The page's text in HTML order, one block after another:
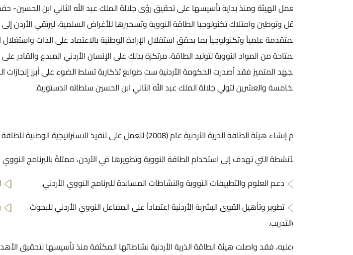
الهيئة ومنذ بداية تأسيسها على تحقيق رؤى جلالة الملك عبد الله الثاني ابن الحسين- حفظه الله ورعاه - نحو
وتوطين وامتلاك تكنولوجبا الطاقة النووية وتسخيرها للأغراض السلمية، ليرتقي الأردن إلى مصاف الدول
علمياً وتكنولوجياً بما يحقق استقلال الإرادة الوطنية بالاعتماد على الذات واستغلال الموارد المحلية
من المواد النووية لتوليد الطاقة، مرتكزة بذلك على الإنسان الأردني المبدع والقادر على الإنجاز. وتجسيداً
المتميز فقد أصدرت الحكومة الأردنية ست طوابع تذكارية تسلط الضوء على أبرز إنجازات الهيئة في الذكرى
والعشرين لتولي جلالة الملك عبد الله الثاني ابن الحسين سلطاته الدستورية.
هيئة الطاقة الذرية الأردنية عام (2008) للعمل على تنفيذ الاستراتيجية الوطنية للطاقة النووية وتعزيز
التي تهدف إلى استخدام الطاقة النووية وتطويرها في الأردن، ممثلةً بالبرنامج النووي الأردني المكون من
دعم العلوم والتطبيقات النووية والنشاطات المساندة للبرنامج النووي الأردني.
استغلال المواد
تطوير وتأهيل القوى البشرية الأردنية اعتماداً على المفاعل النووي الأردني للبحوث
وإنشاء محطة
فقد واصلت هيئة الطاقة الذرية الأردنية نشاطاتها المكثفة منذ تأسيسها لتحقيق الأهداف المنوطة بها.